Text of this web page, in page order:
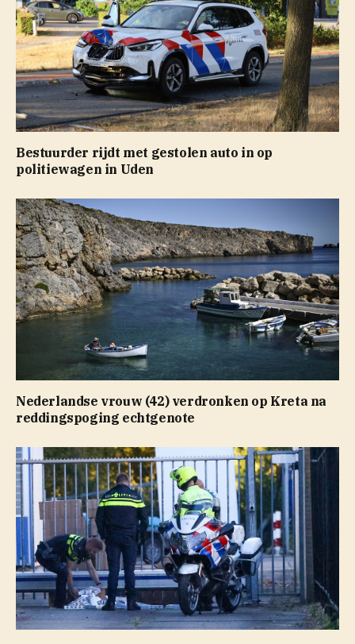
Bestuurder rijdt met gestolen auto in op
politiewagen in Uden
Nederlandse vrouw (42) verdronken op Kreta na
reddingspoging echtgenote